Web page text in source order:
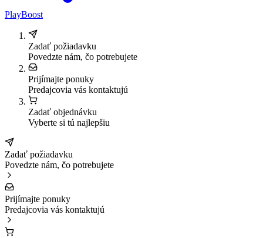
PlayBoost
Zadať požiadavku
Povedzte nám, čo potrebujete
Prijímajte ponuky
Predajcovia vás kontaktujú
Zadať objednávku
Vyberte si tú najlepšiu
Zadať požiadavku
Povedzte nám, čo potrebujete
Prijímajte ponuky
Predajcovia vás kontaktujú